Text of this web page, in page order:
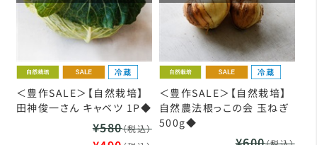
＜豊作SALE＞【自然栽培】
田神俊一さん キャベツ 1P◆
¥580（税込）
＜豊作SALE＞【自然栽培】
自然農法根っこの会 玉ねぎ
500g◆